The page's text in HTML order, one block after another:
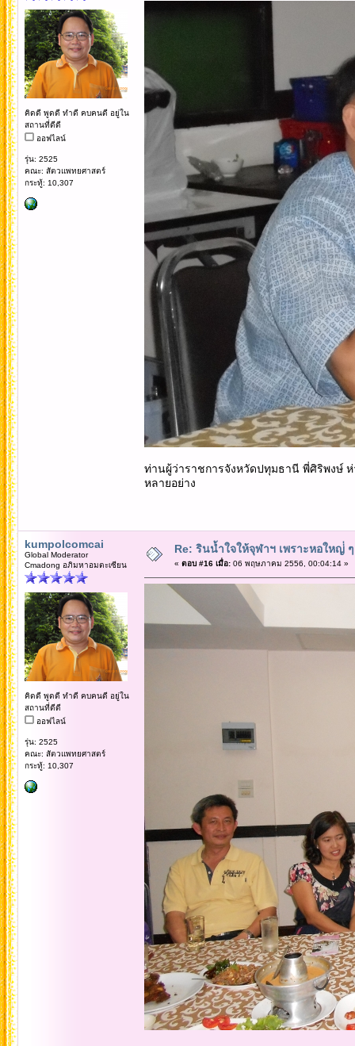
คิดดี พูดดี ทำดี คบคนดี อยู่ใน
สถานที่ดีดี
ออฟไลน์
รุ่น: 2525
คณะ: สัตวแพทยศาสตร์
กระทู้: 10,307
ท่านผู้ว่าราชการจังหวัดปทุมธานี พี่ศิริพงษ์
หลายอย่าง
kumpolcomcai
Global Moderator
Cmadong อภิมหาอมตะเซียน
คิดดี พูดดี ทำดี คบคนดี อยู่ใน
สถานที่ดีดี
ออฟไลน์
รุ่น: 2525
คณะ: สัตวแพทยศาสตร์
กระทู้: 10,307
Re: รินน้ำใจให้จุฬาฯ เพราะหอใหญ่่
« ตอบ #16 เมื่อ:06 พฤษภาคม 2556, 00:04:14 »